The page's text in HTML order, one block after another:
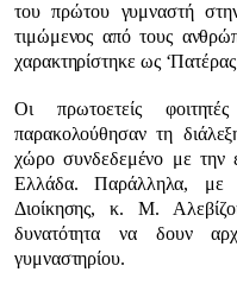
του πρώτου γυμναστή
τιμώμενος από τους
χαρακτηρίστηκε ως
Οι πρωτοετείς
παρακολούθησαν τη
χώρο συνδεδεμένο με την
Ελλάδα. Παράλληλα, με
Διοίκησης, κ. Μ.
δυνατότητα να δουν
γυμναστηρίου.